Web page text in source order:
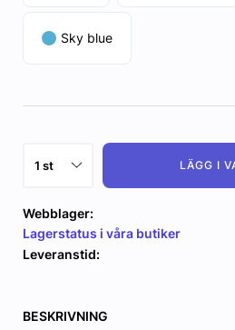
Sky blue
LÄGG I
Webblager:
Lagerstatus i våra butiker
Leveranstid:
BESKRIVNING